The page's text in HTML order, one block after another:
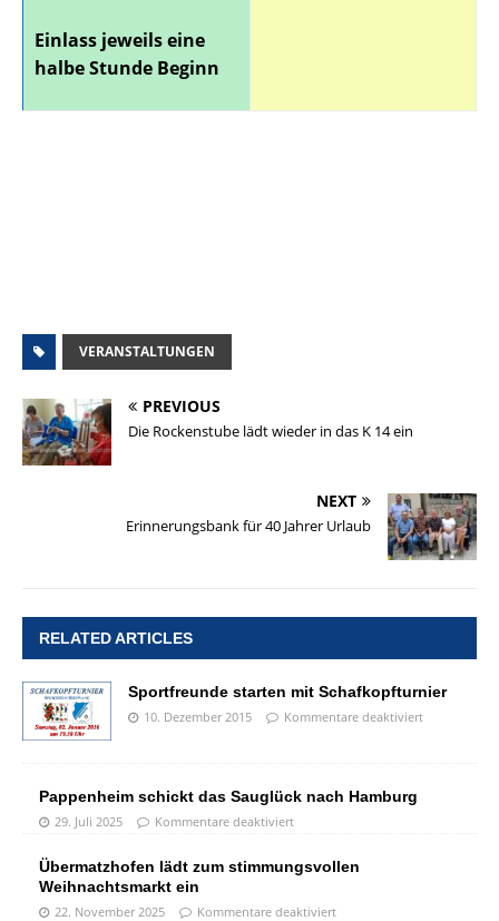
Einlass jeweils eine
halbe Stunde Beginn
VERANSTALTUNGEN
PREVIOUS
Die Rockenstube lädt wieder in das K 14 ein
NEXT
Erinnerungsbank für 40 Jahrer Urlaub
RELATED ARTICLES
Sportfreunde starten mit Schafkopfturnier
10. Dezember 2015 Kommentare deaktiviert
Pappenheim schickt das Sauglück nach Hamburg
29. Juli 2025 Kommentare deaktiviert
Übermatzhofen lädt zum stimmungsvollen
Weihnachtsmarkt ein
22. November 2025 Kommentare deaktiviert